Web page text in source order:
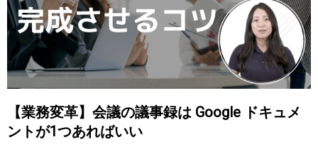
Google Meet Google Chat
Google ドライブ Google ドキュメント
Google スプレッドシート Google スライド
Google フォーム
【業務変革】会議の議事録は Google ドキュメ
ントが1つあればいい